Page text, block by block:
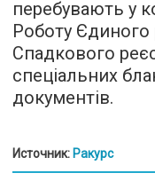
перебувають у
Роботу Єдиного
Спадкового
спеціальних
документів.
Источник: Ракурс